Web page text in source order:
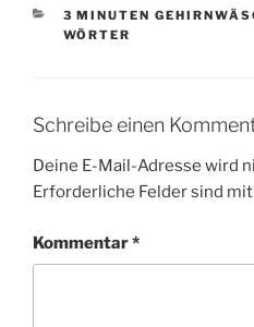
KATEGORIEN
3 MINUTEN
WÖRTER
Schreibe einen
Deine E-Mail-Adresse wird
Erforderliche Felder sind mit
Kommentar*